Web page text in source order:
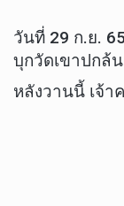
วันที่ 29 ก.ย.
บุกวัดเขาปกล้
หลังวานนี้ เจ้า